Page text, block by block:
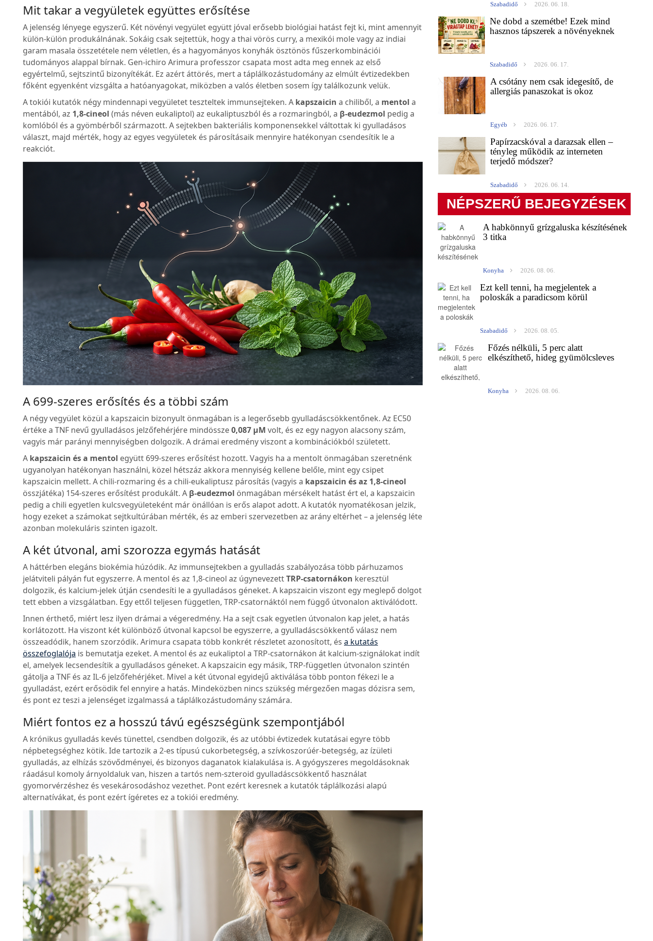
Mit takar a vegyületek együttes erősítése
A jelenség lényege egyszerű. Két növényi vegyület együtt jóval erősebb biológiai hatást fejt ki, mint amennyit
külön-külön produkálnának. Sokáig csak sejtettük, hogy a thai vörös curry, a mexikói mole vagy az indiai
garam masala összetétele nem véletlen, és a hagyományos konyhák ösztönös fűszerkombinációi
tudományos alappal bírnak. Gen-ichiro Arimura professzor csapata most adta meg ennek az első
egyértelmű, sejtszintű bizonyítékát. Ez azért áttörés, mert a táplálkozástudomány az elmúlt évtizedekben
főként egyenként vizsgálta a hatóanyagokat, miközben a valós életben sosem így találkozunk velük.
A tokiói kutatók négy mindennapi vegyületet teszteltek immunsejteken. A kapszaicin a chiliből, a mentol a
mentából, az 1,8-cineol (más néven eukaliptol) az eukaliptuszból és a rozmaringból, a β-eudezmol pedig a
komlóból és a gyömbérből származott. A sejtekben bakteriális komponensekkel váltottak ki gyulladásos
választ, majd mérték, hogy az egyes vegyületek és párosításaik mennyire hatékonyan csendesítik le a
reakciót.
A 699-szeres erősítés és a többi szám
A négy vegyület közül a kapszaicin bizonyult önmagában is a legerősebb gyulladáscsökkentőnek. Az EC50
értéke a TNF nevű gyulladásos jelzőfehérjére mindössze0,087 µM volt, és ez egy nagyon alacsony szám,
vagyis már parányi mennyiségben dolgozik. A drámai eredmény viszont a kombinációkból született.
A kapszaicin és a mentol együtt 699-szeres erősítést hozott. Vagyis ha a mentolt önmagában szeretnénk
ugyanolyan hatékonyan használni, közel hétszáz akkora mennyiség kellene belőle, mint egy csipet
kapszaicin mellett. A chili-rozmaring és a chili-eukaliptusz párosítás (vagyis a kapszaicin és az 1,8-cineol
összjátéka) 154-szeres erősítést produkált. A β-eudezmol önmagában mérsékelt hatást ért el, a kapszaicin
pedig a chili egyetlen kulcsvegyületeként már önállóan is erős alapot adott. A kutatók nyomatékosan jelzik,
hogy ezeket a számokat sejtkultúrában mérték, és az emberi szervezetben az arány eltérhet – a jelenség léte
azonban molekuláris szinten igazolt.
A két útvonal, ami szorozza egymás hatását
A háttérben elegáns biokémia húzódik. Az immunsejtekben a gyulladás szabályozása több párhuzamos
jelátviteli pályán fut egyszerre. A mentol és az 1,8-cineol az úgynevezettTRP-csatornákon keresztül
dolgozik, és kalcium-jelek útján csendesíti le a gyulladásos géneket. A kapszaicin viszont egy meglepő dolgot
tett ebben a vizsgálatban. Egy ettől teljesen független, TRP-csatornáktól nem függő útvonalon aktiválódott.
Innen érthető, miért lesz ilyen drámai a végeredmény. Ha a sejt csak egyetlen útvonalon kap jelet, a hatás
korlátozott. Ha viszont két különböző útvonal kapcsol be egyszerre, a gyulladáscsökkentő válasz nem
összeadódik, hanem szorzódik. Arimura csapata több konkrét részletet azonosított, és a kutatás
összefoglalója is bemutatja ezeket. A mentol és az eukaliptol a TRP-csatornákon át kalcium-szignálokat indít
el, amelyek lecsendesítik a gyulladásos géneket. A kapszaicin egy másik, TRP-független útvonalon szintén
gátolja a TNF és az IL-6 jelzőfehérjéket. Mivel a két útvonal egyidejű aktiválása több ponton fékezi le a
gyulladást, ezért erősödik fel ennyire a hatás. Mindeközben nincs szükség mérgezően magas dózisra sem,
és pont ez teszi a jelenséget izgalmassá a táplálkozástudomány számára.
Miért fontos ez a hosszú távú egészségünk szempontjából
A krónikus gyulladás kevés tünettel, csendben dolgozik, és az utóbbi évtizedek kutatásai egyre több
népbetegséghez kötik. Ide tartozik a 2-es típusú cukorbetegség, a szívkoszorúér-betegség, az ízületi
gyulladás, az elhízás szövődményei, és bizonyos daganatok kialakulása is. A gyógyszeres megoldásoknak
ráadásul komoly árnyoldaluk van, hiszen a tartós nem-szteroid gyulladáscsökkentő használat
gyomorvérzéshez és vesekárosodáshoz vezethet. Pont ezért keresnek a kutatók táplálkozási alapú
alternatívákat, és pont ezért ígéretes ez a tokiói eredmény.
Szabadidő 2026. 06. 18.
Ne dobd a szemétbe! Ezek mind
hasznos tápszerek a növényeknek
Szabadidő 2026. 06. 17.
A csótány nem csak idegesítő, de
allergiás panaszokat is okoz
Egyéb 2026. 06. 17.
Papírzacskóval a darazsak ellen –
tényleg működik az interneten
terjedő módszer?
Szabadidő 2026. 06. 14.
NÉPSZERŰ BEJEGYZÉSEK
A habkönnyű grízgaluska készítésének
3 titka
Konyha 2026. 08. 06.
Ezt kell tenni, ha megjelentek a
poloskák a paradicsom körül
Szabadidő 2026. 08. 05.
Főzés nélküli, 5 perc alatt
elkészíthető, hideg gyümölcsleves
Konyha 2026. 08. 06.